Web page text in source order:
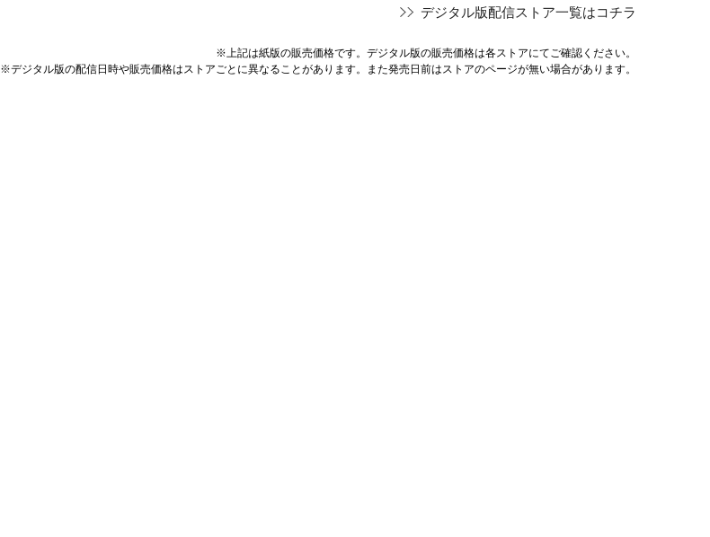
デジタル版配信ストア一覧はコチラ
※上記は紙版の販売価格です。デジタル版の販売価格は各ストアにてご確認ください。
※デジタル版の配信日時や販売価格はストアごとに異なることがあります。また発売日前はストアのページが無い場合があります。